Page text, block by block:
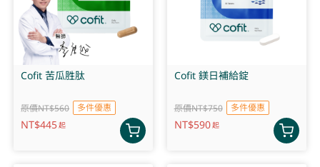
Cofit 苦瓜胜肽
原價NT$560 多件優惠
NT$445起
Cofit 鎂日補給錠
原價NT$750 多件優惠
NT$590起